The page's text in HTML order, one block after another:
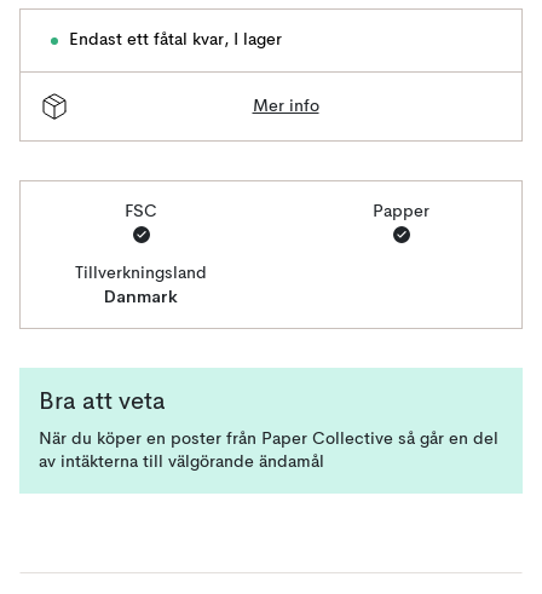
Endast ett fåtal kvar, I lager
Mer info
FSC Papper
Tillverkningsland
Danmark
Bra att veta
När du köper en poster från Paper Collective så går en del
av intäkterna till välgörande ändamål